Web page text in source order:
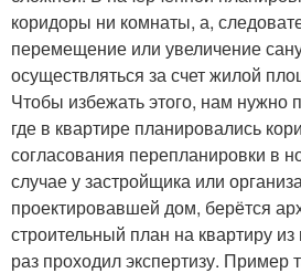
коридоры ни комнаты, а,
перемещение или увеличение
осуществляться за счет жилой
Чтобы избежать этого, нам нужно
где в квартире планировались
согласования перепланировки в
случае у застройщика или
проектировавшей дом, берётся
строительный план на квартиру из
раз проходил экспертизу. Пример